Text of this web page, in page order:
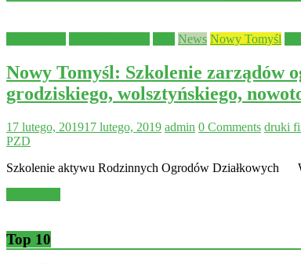
News Nowy Tomyśl
Nowy Tomyśl: Szkolenie zarządów
grodziskiego, wolsztyńskiego,
17 lutego, 201917 lutego, 2019 admin 0 Comments druki
PZD
Szkolenie aktywu Rodzinnych Ogrodów Działkowych
Top 10